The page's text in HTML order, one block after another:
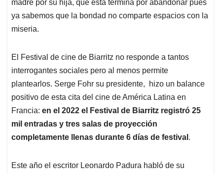
madre por su hija, que ésta termina por abandonar pues
ya sabemos que la bondad no comparte espacios con la
miseria.
El Festival de cine de Biarritz no responde a tantos
interrogantes sociales pero al menos permite
plantearlos. Serge Fohr su presidente, hizo un balance
positivo de esta cita del cine de América Latina en
Francia: en el 2022 el Festival de Biarritz registró 25
mil entradas y tres salas de proyección
completamente llenas durante 6 días de festival .
Este año el escritor Leonardo Padura habló de su